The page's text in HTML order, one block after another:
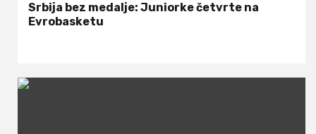
Srbija bez medalje: Juniorke četvrte na
Evrobasketu